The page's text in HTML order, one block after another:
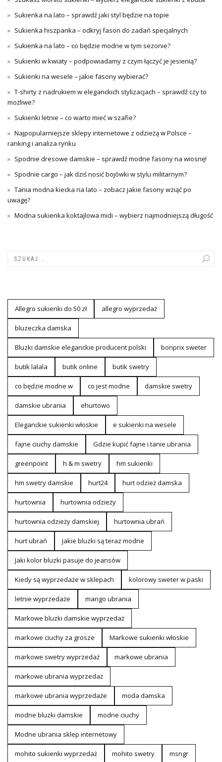
Sukienka na lato – sprawdź jaki styl będzie na topie
Sukienka hiszpanka – odkryj fason do zadań specjalnych
Sukienka na lato – co będzie modne w tym sezonie?
Sukienki w kwiaty – podpowiadamy z czym łączyć je jesienią?
Sukienki na wesele – jakie fasony wybierać?
T-shirty z nadrukiem w eleganckich stylizacjach – sprawdź czy to
możliwe?
Sukienki letnie – co warto mieć w szafie?
Najpopularniejsze sklepy internetowe z odzieżą w Polsce –
ranking i analiza rynku
Spodnie dresowe damskie – sprawdź modne fasony na wiosnę!
Spodnie cargo – jak dziś nosić bojówki w stylu militarnym?
Tania modna kiecka na lato – zobacz jakie fasony wziąć po
uwagę?
Modna sukienka koktajlowa midi – wybierz najmodniejszą długość
Allegro sukienki do 50 zł allegro wyprzedaż
bluzeczka damska
Bluzki damskie eleganckie producent polski bonprix sweter
butik lalala butik online butik swetry
co będzie modne w co jest modne damskie swetry
damskie ubrania ehurtowo
Eleganckie sukienki włoskie e sukienki na wesele
fajne ciuchy damskie Gdzie kupić fajne i tanie ubrania
greenpoint h & m swetry hm sukienki
hm swetry damskie hurt24 hurt odzież damska
hurtownia hurtownia odzieży
hurtownia odzieży damskiej hurtownia ubrań
hurt ubrań Jakie bluzki są teraz modne
Jaki kolor bluzki pasuje do jeansów
Kiedy są wyprzedaże w sklepach kolorowy sweter w paski
letnie wyprzedaże mango ubrania
Markowe bluzki damskie wyprzedaż
markowe ciuchy za grosze Markowe sukienki włoskie
markowe swetry wyprzedaż markowe ubrania
markowe ubrania wyprzedaż
markowe ubrania wyprzedaże moda damska
modne bluzki damskie modne ciuchy
Modne ubrania sklep internetowy
mohito sukienki wyprzedaż mohito swetry msngr